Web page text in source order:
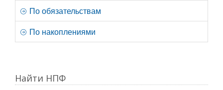
По обязательствам
По накоплениями
Найти НПФ